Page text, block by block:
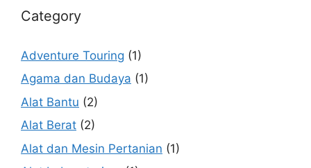
Category
Adventure Touring (1)
Agama dan Budaya (1)
Alat Bantu (2)
Alat Berat (2)
Alat dan Mesin Pertanian (1)